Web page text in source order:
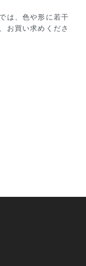
は、色や形に若干
お買い求めくださ